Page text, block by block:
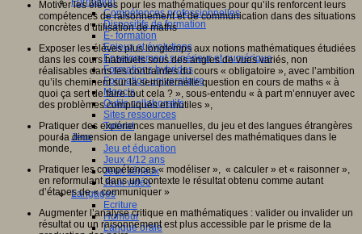
Compétences professionnelles
Dispositifs de formation
E- formation
Enjeux et évolutions
Enseignement supérieur et numérique
Formations hybrides
Formation universitaire
Mooc’s
Outils collaboratifs
Sites ressources
Tutorat
Jeux
Jeu et éducation
Jeux 4/12 ans
Jeux sérieux
Jeux vidéo
Langages
Ecriture
Humour
Langue orale
Motiver les élèves pour les mathématiques pour qu’ils renforcent leurs
compétences de raisonnement et de communication dans des situations
concrètes d’utilisation de maths
Exposer les élèves plus longtemps aux notions mathématiques étudiées
dans les cours habituels sous des angles de vues variés, non
réalisables dans les contraintes du cours « obligatoire », avec l’ambition
qu’ils cheminent sur la sempiternelle question en cours de maths « à
quoi ça sert de faire tout cela ? », sous-entendu « à part m’ennuyer avec
des problèmes compliqués et inutiles »,
Pratiquer des expériences manuelles, du jeu et des langues étrangères
pour la dimension de langage universel des mathématiques dans le
monde,
Pratiquer les compétences « modéliser », « calculer » et « raisonner »,
en reformulant dans un contexte le résultat obtenu comme autant
d’étapes de « communiquer »
Augmenter l’analyse critique en mathématiques : valider ou invalider un
résultat ou un raisonnement est plus accessible par le prisme de la